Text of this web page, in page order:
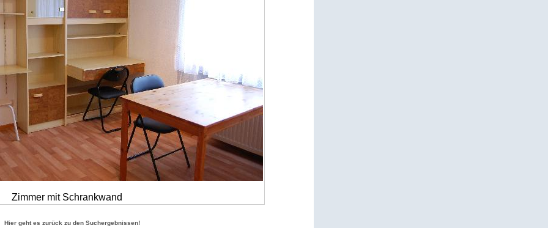
Zimmer mit Schrankwand
Hier geht es zurück zu den Suchergebnissen!